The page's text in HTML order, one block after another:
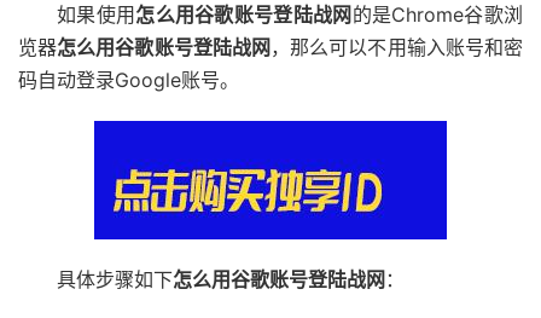
如果使用 怎么用谷歌账号登陆战网 的是Chrome谷歌浏
览器怎么用谷歌账号登陆战网 ，那么可以不用输入账号和密
码自动登录Google账号。
具体步骤如下怎么用谷歌账号登陆战网 ：